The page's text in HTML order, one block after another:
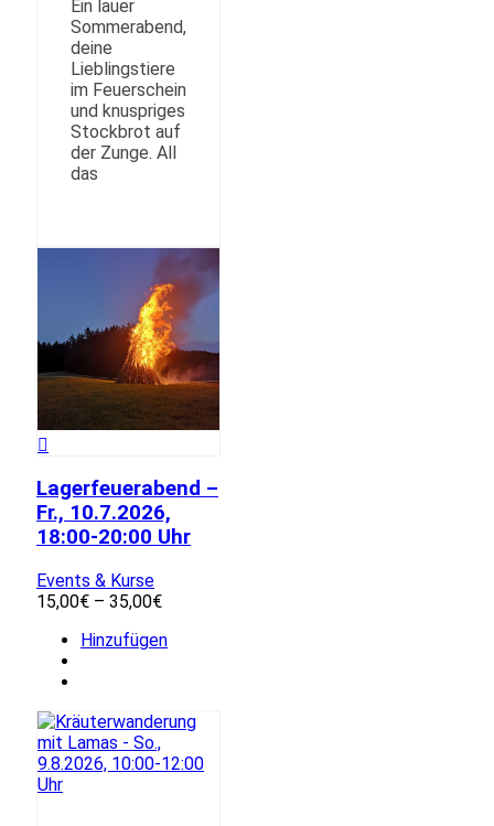
Ein lauer
Sommerabend,
deine
Lieblingstiere
im Feuerschein
und knuspriges
Stockbrot auf
der Zunge. All
das
Lagerfeuerabend –
Fr., 10.7.2026,
18:00-20:00 Uhr
Events & Kurse
15,00€ – 35,00€Preisspanne:
bis
HinzufügenDieses
Varianten
Die